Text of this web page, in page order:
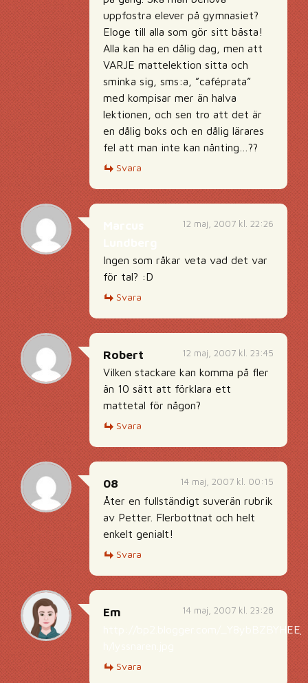
uppfostra elever på gymnasiet?
Eloge till alla som gör sitt bästa!
Alla kan ha en dålig dag, men att
VARJE mattelektion sitta och
sminka sig, sms:a, ”caféprata”
med kompisar mer än halva
lektionen, och sen tro att det är
en dålig boks och en dålig lärares
fel att man inte kan nånting…??
Svara
12 maj, 2007 kl. 22:26
Ingen som råkar veta vad det var
för tal? :D
Svara
12 maj, 2007 kl. 23:45
Robert
Vilken stackare kan komma på fler
än 10 sätt att förklara ett
mattetal för någon?
Svara
14 maj, 2007 kl. 00:15
08
Åter en fullständigt suverän rubrik
av Petter. Flerbottnat och helt
enkelt genialt!
Svara
14 maj, 2007 kl. 23:28
Em
http://bp2.blogger.com/
Svara